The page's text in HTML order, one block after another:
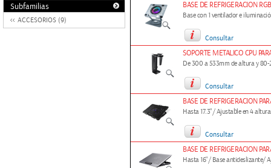
Subfamilias
ACCESORIOS (9)
BASE DE REFRIGERACION
Base con 1 ventilador e
Consultar
SOPORTE METALICO CPU
De 300 a 533mm de altura y
Consultar
BASE DE REFRIGERACION
Hasta 17.3"/ Ajustable en 4
Consultar
BASE DE REFRIGERACION
Hasta 16"/ Base antideslizante/